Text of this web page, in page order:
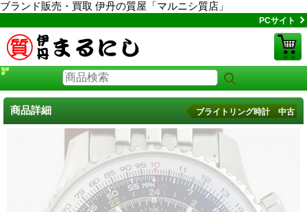
ブランド販売・買取 伊丹の質屋「マルニシ質店」
PCサイト
商品詳細 ブライトリング時計 中古